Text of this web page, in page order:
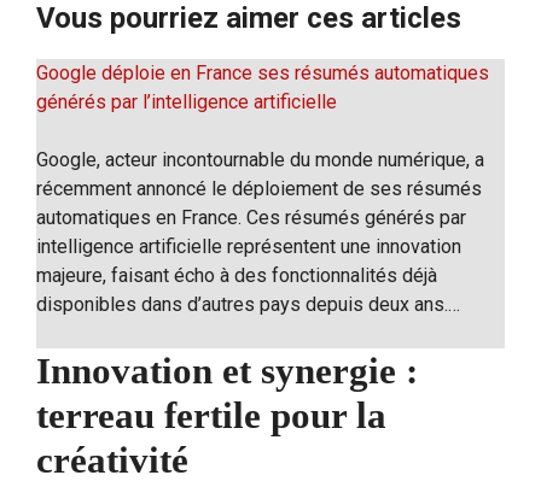
Vous pourriez aimer ces articles
Google déploie en France ses résumés automatiques
générés par l’intelligence artificielle
Google, acteur incontournable du monde numérique, a
récemment annoncé le déploiement de ses résumés
automatiques en France. Ces résumés générés par
intelligence artificielle représentent une innovation
majeure, faisant écho à des fonctionnalités déjà
disponibles dans d’autres pays depuis deux ans.…
Innovation et synergie :
terreau fertile pour la
créativité